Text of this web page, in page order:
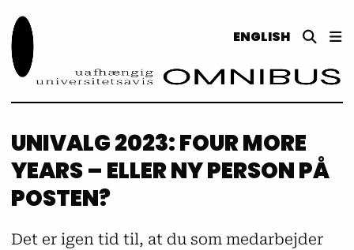
ENGLISH
UNIVALG 2023: FOUR MORE
YEARS – ELLER NY PERSON PÅ
POSTEN?
Det er igen tid til, at du som medarbejder